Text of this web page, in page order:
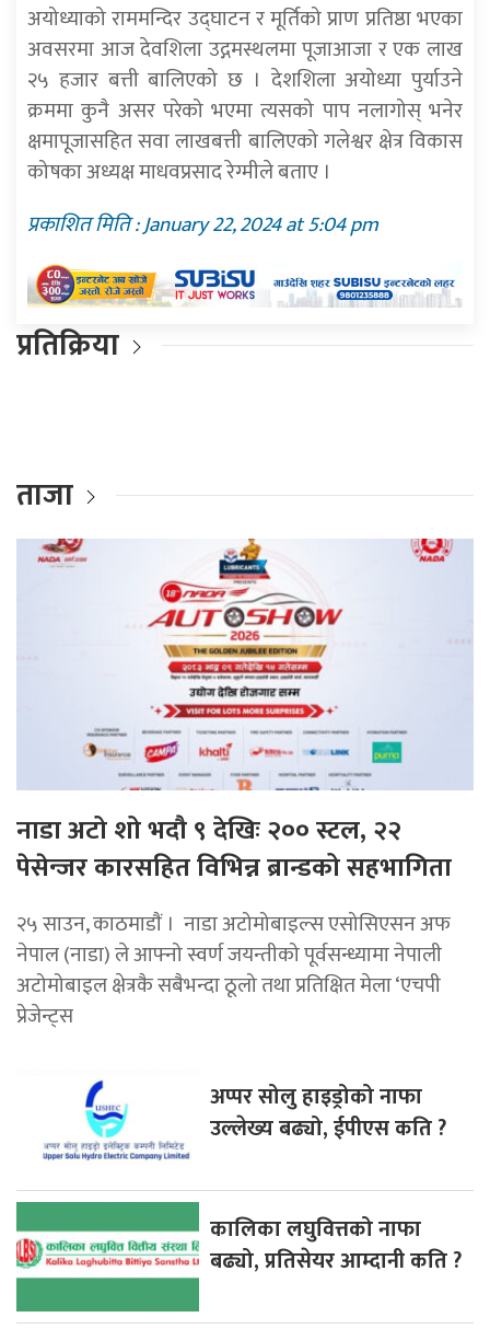
अयोध्याको राममन्दिर उद्घाटन र मूर्तिको प्राण प्रतिष्ठा भएका
अवसरमा आज देवशिला उद्गमस्थलमा पूजाआजा र एक लाख
२५ हजार बत्ती बालिएको छ । देशशिला अयोध्या पुर्याउने
क्रममा कुनै असर परेको भएमा त्यसको पाप नलागोस् भनेर
क्षमापूजासहित सवा लाखबत्ती बालिएको गलेश्वर क्षेत्र विकास
कोषका अध्यक्ष माधवप्रसाद रेग्मीले बताए ।
प्रकाशित मिति : January 22, 2024 at 5:04 pm
प्रतिक्रिया
ताजा
नाडा अटो शो भदौ ९ देखिः २०० स्टल, २२
पेसेन्जर कारसहित विभिन्न ब्रान्डको सहभागिता
२५ साउन, काठमाडाैं । नाडा अटोमोबाइल्स एसोसिएसन अफ
नेपाल (नाडा) ले आफ्नो स्वर्ण जयन्तीको पूर्वसन्ध्यामा नेपाली
अटोमोबाइल क्षेत्रकै सबैभन्दा ठूलो तथा प्रतिक्षित मेला ‘एचपी
प्रेजेन्ट्स
अप्पर सोलु हाइड्रोको नाफा
उल्लेख्य बढ्यो, ईपीएस कति ?
कालिका लघुवित्तको नाफा
बढ्यो, प्रतिसेयर आम्दानी कति ?